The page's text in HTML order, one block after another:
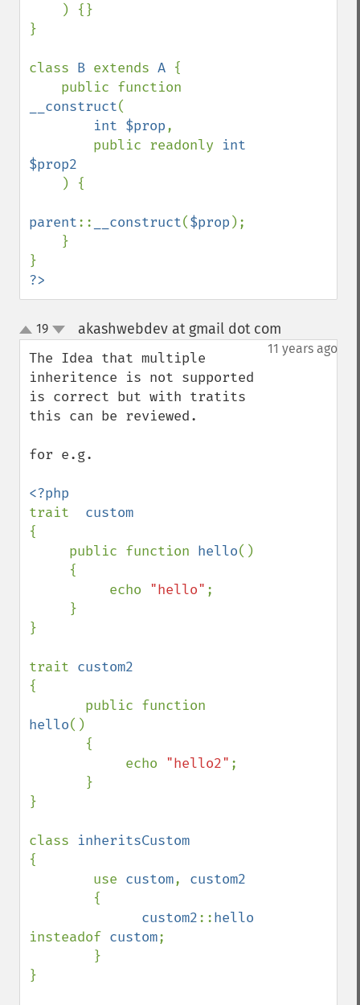
) {}
}
class B extends A {
__construct(
int $prop,
        public readonly
int
$prop2
) {
parent:: __construct($prop );
?>
up
down
19 akashwebdev at gmail dot com
11 years ago
The Idea that multiple
inheritence is not supported
is correct but with tratits
this can be reviewed.
for e.g.
trait
{
     public function
hello()
          echo
"hello" ;
}
trait
{
hello()
            echo
"hello2" ;
}
class
{
        use
custom, custom2
{
custom2::
insteadof custom;
}